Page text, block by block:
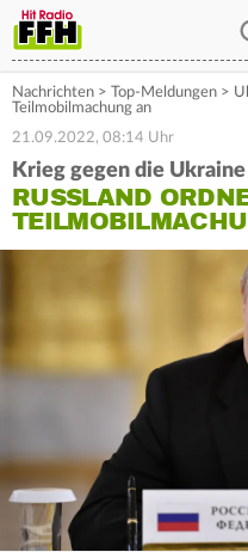
Nachrichten > Top-Meldungen >
Teilmobilmachung an
21.09.2022, 08:14 Uhr
Krieg gegen die Ukraine
RUSSLAND